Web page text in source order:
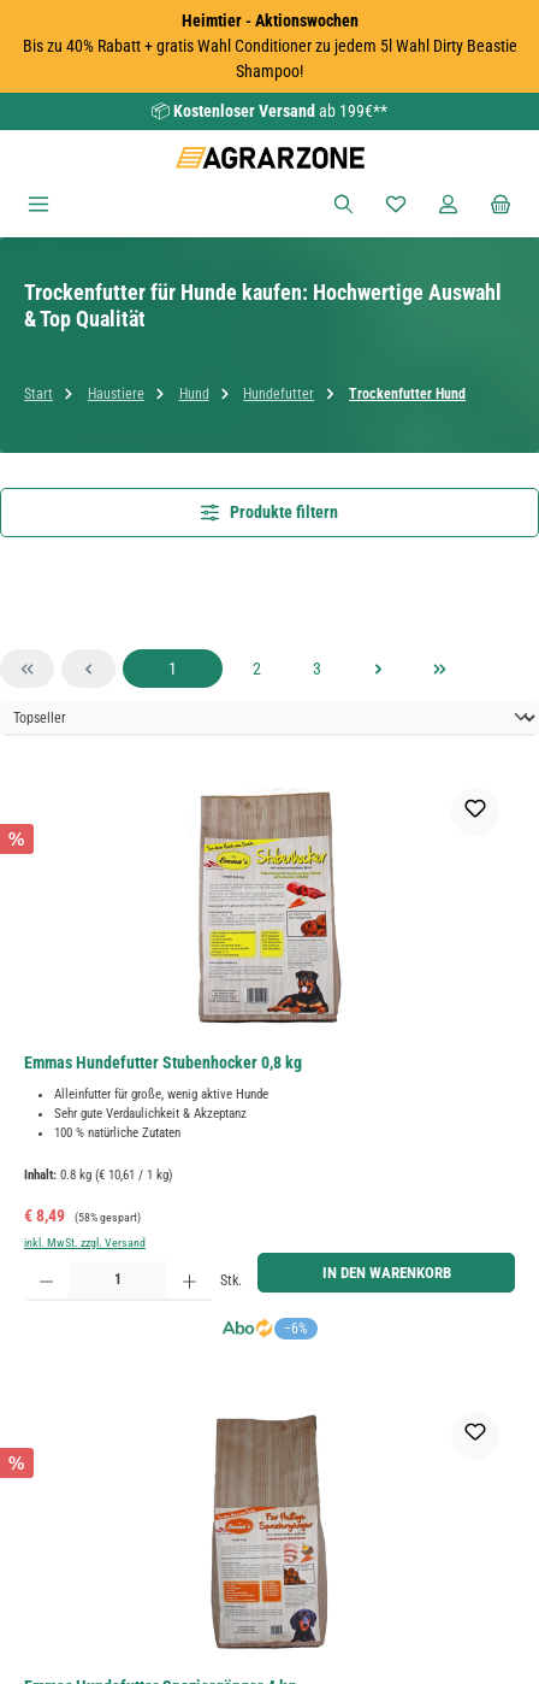
Heimtier - Aktionswochen
Bis zu 40% Rabatt + gratis Wahl Conditioner zu jedem 5l Wahl Dirty Beastie
Shampoo!
📦Kostenloser Versand ab 199€**
Du hast 0
Trockenfutter für Hunde kaufen: Hochwertige Auswahl
& Top Qualität
Start Haustiere Hund Hundefutter Trockenfutter Hund
Produkte filtern
Seite
1 Seite
2 Seite
3
%
Emmas Hundefutter Stubenhocker 0,8 kg
Alleinfutter für große, wenig aktive Hunde
Sehr gute Verdaulichkeit & Akzeptanz
100 % natürliche Zutaten
Inhalt: 0.8 kg (€ 10,61 / 1 kg)
Verkaufspreis:
€ 8,49 Regulärer Preis:
(58% gespart)
inkl. MwSt. zzgl. Versand
−6%
Produkt Anzahl: Gib den gewünschten Wert ein oder benutze die Schaltflächen um die Anzahl zu
Stk. IN DEN WARENKORB
%